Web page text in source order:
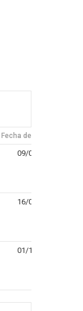
Fecha de Nacimiento
09/03/1971
16/06/1971
01/11/1964